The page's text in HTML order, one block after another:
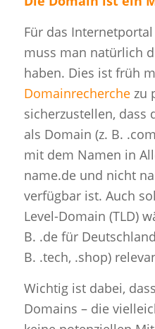
Für das
muss man natürlich
haben. Dies ist früh
Domainrecherchezu
sicherzustellen, dass
als Domain (z. B.
mit dem Namen in
name.de und nicht
verfügbar ist. Auch
Level-Domain (TLD)
B. .de für
B. .tech, .shop)
Wichtig ist dabei,
Domains – die